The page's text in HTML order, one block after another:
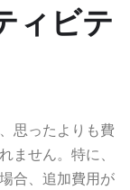
ィビテ
思ったよりも費
ません。特に、
合、追加費用が